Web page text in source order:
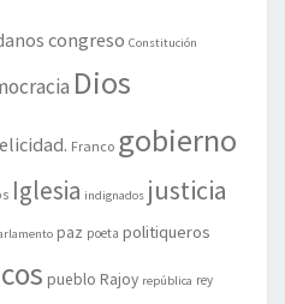
congreso Constitución
Dios
Franco gobierno
Iglesia indignados justicia
paz poeta politiqueros
pueblo Rajoy república rey